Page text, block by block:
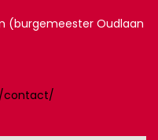
(burgemeester Oudlaan
contact/